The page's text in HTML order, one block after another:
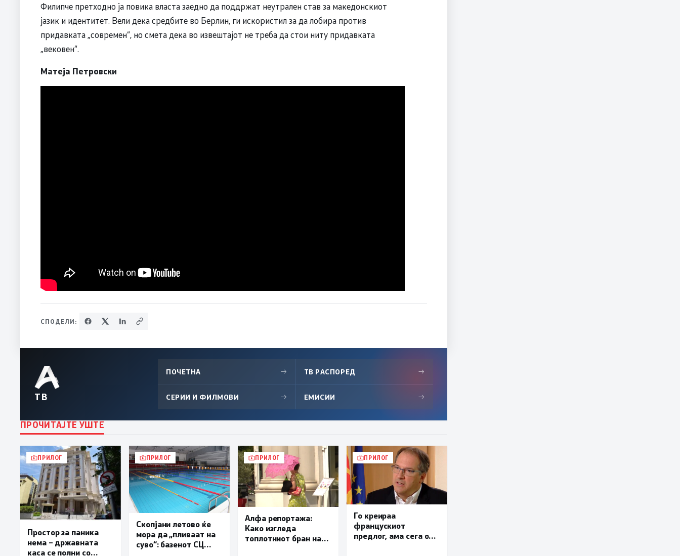
Филипче претходно ја повика власта заедно да поддржат неутрален став за македонскиот
јазик и идентитет. Вели дека средбите во Берлин, ги искористил за да лобира против
придавката „современ“, но смета дека во извештајот не треба да стои ниту придавката
„вековен“.
Матеја Петровски
СПОДЕЛИ:
ТВ
ПОЧЕТНА → ТВ РАСПОРЕД →
СЕРИИ И ФИЛМОВИ → ЕМИСИИ →
ПРОЧИТАЈТЕ УШТЕ
ПРИЛОГ
Простор за паника
нема – државната
каса се полни со
ПРИЛОГ
Скопјани летово ќе
мора да „пливаат на
суво“: базенот СЦ
ПРИЛОГ
Алфа репортажа:
Како изгледа
топлотниот бран на
ПРИЛОГ
Го креираа
францускиот
предлог, ама сега од